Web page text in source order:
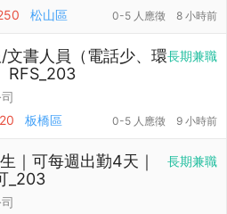
松山區 0-5 人應徵 8 小時前
長期兼職
文書人員（電話少、環
RFS_203
板橋區 0-5 人應徵 9 小時前
長期兼職
｜可每週出勤4天｜
_203